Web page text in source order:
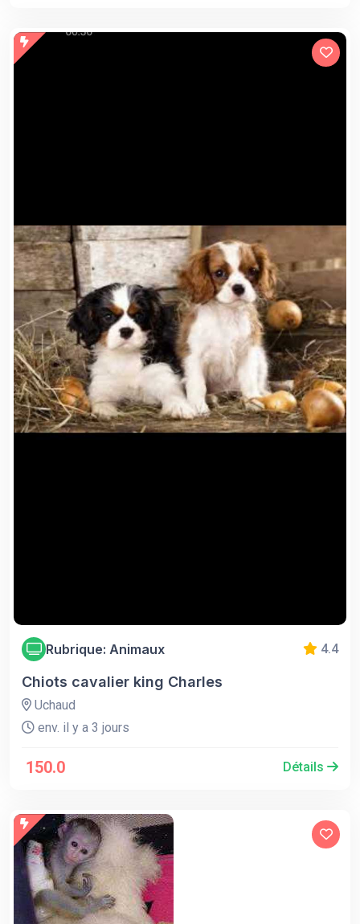
Rubrique: Animaux 4.4
Chiots cavalier king Charles
Uchaud
env. il y a 3 jours
150.0 Détails